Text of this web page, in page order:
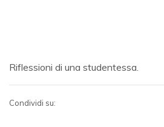
Riflessioni di una studentessa.
Condividi su: